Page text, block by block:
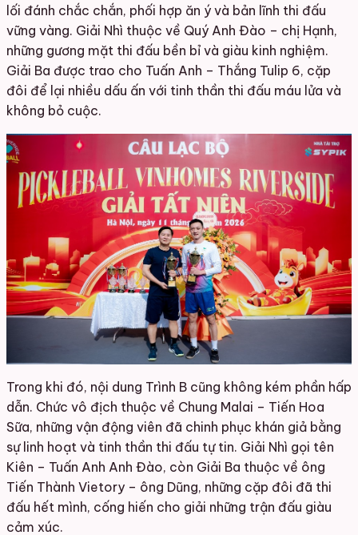
lối đánh chắc chắn, phối hợp ăn ý và bản lĩnh thi đấu
vững vàng. Giải Nhì thuộc về Quý Anh Đào – chị Hạnh,
những gương mặt thi đấu bền bỉ và giàu kinh nghiệm.
Giải Ba được trao cho Tuấn Anh – Thắng Tulip 6, cặp
đôi để lại nhiều dấu ấn với tinh thần thi đấu máu lửa và
không bỏ cuộc.
Trong khi đó, nội dung Trình B cũng không kém phần hấp
dẫn. Chức vô địch thuộc về Chung Malai – Tiến Hoa
Sữa, những vận động viên đã chinh phục khán giả bằng
sự linh hoạt và tinh thần thi đấu tự tin. Giải Nhì gọi tên
Kiên – Tuấn Anh Anh Đào, còn Giải Ba thuộc về ông
Tiến Thành Vietory – ông Dũng, những cặp đôi đã thi
đấu hết mình, cống hiến cho giải những trận đấu giàu
cảm xúc.